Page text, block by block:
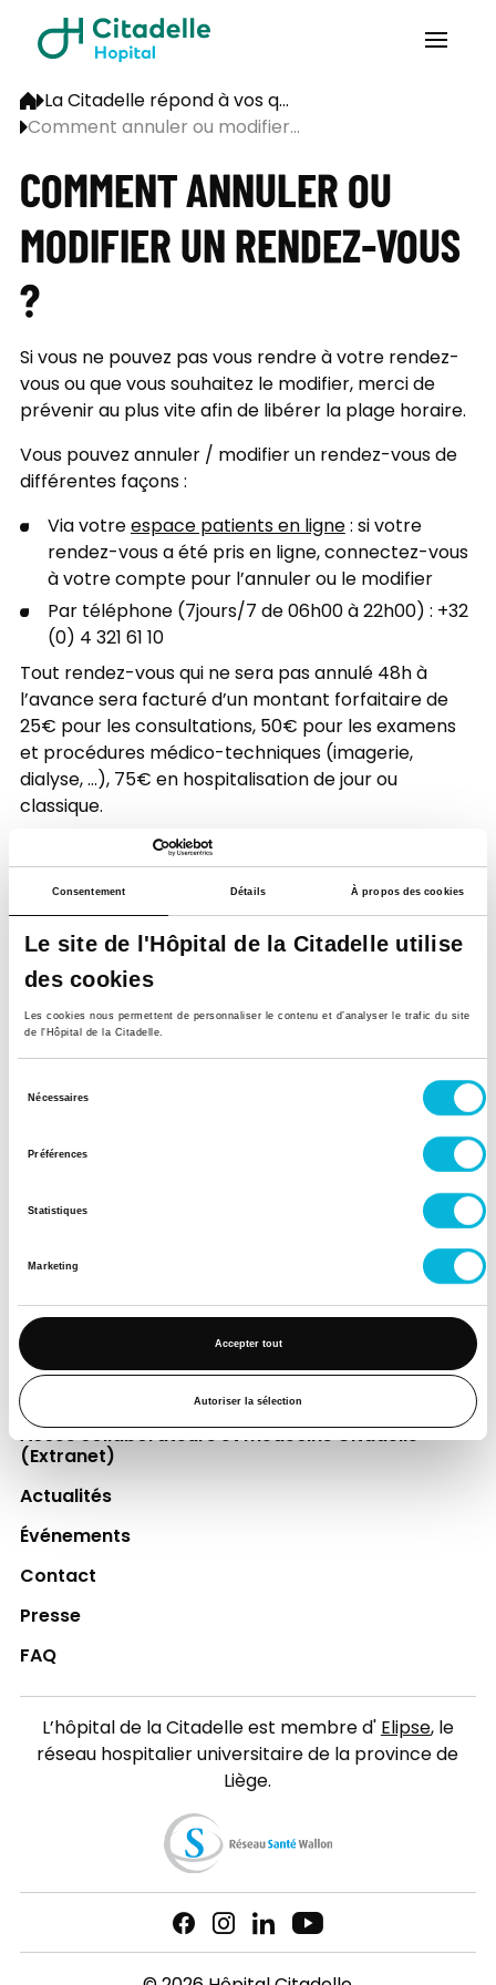
Consentement Détails À propos des cookies
Le site de l'Hôpital de la Citadelle utilise
des cookies
Les cookies nous permettent de personnaliser le contenu et d’analyser le trafic du site
de l'Hôpital de la Citadelle.
Nécessaires
Préférences
Statistiques
Marketing
Accepter tout
Autoriser la sélection
La Citadelle répond à vos q...
Comment annuler ou modifier...
COMMENT ANNULER OU
MODIFIER UN RENDEZ-VOUS
?
Si vous ne pouvez pas vous rendre à votre rendez-
vous ou que vous souhaitez le modifier, merci de
prévenir au plus vite afin de libérer la plage horaire.
Vous pouvez annuler / modifier un rendez-vous de
différentes façons :
Via votreespace patients en ligne: si votre
rendez-vous a été pris en ligne, connectez-vous
à votre compte pour l’annuler ou le modifier
Par téléphone (7jours/7 de 06h00 à 22h00) : +32
(0) 4 321 61 10
Tout rendez-vous qui ne sera pas annulé 48h à
l’avance sera facturé d’un montant forfaitaire de
25€ pour les consultations, 50€ pour les examens
et procédures médico-techniques (imagerie,
dialyse, …), 75€ en hospitalisation de jour ou
classique.
Soutenez notre Fondation
Votre don à la Fondation permet de
directement le bien-être des patients et
Espace Patient
Professionnels de la santé
Jobs
Accès collaborateurs et médecins Citadelle
(Extranet)
Actualités
Événements
Contact
Presse
FAQ
L’hôpital de la Citadelle est membre d'Elipse, le
réseau hospitalier universitaire de la province de
Liège.